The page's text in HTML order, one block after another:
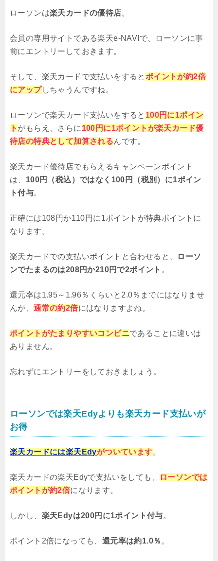
ローソンは楽天カードの優待店。
会員の専用サイトである楽天e-NAVIで、ローソンに事
前にエントリーしておきます。
そして、楽天カードで支払いをすると ポイントが約2倍
にアップしちゃうんですね。
ローソンで楽天カード支払いをすると 100円に1ポイン
ト がもらえ、さらに 100円に1ポイントが楽天カード優
待店の特典として加算されるんです。
楽天カード優待店でもらえるキャンペーンポイント
は、 100円（税込）ではなく100円（税別）に1ポイン
ト付与。
正確には108円か110円に1ポイントが特典ポイントに
なります。
楽天カードでの支払いポイントと合わせると、
ローソ
ンでたまるのは208円か210円で2ポイント 。
還元率は1.95～1.96％くらいと2.0％までにはなりませ
んが、通常の約2倍にはなりますよね。
ポイントがたまりやすいコンビニであることに違いは
ありません。
忘れずにエントリーをしておきましょう。
ローソンでは楽天Edyよりも楽天カード支払いが
お得
楽天カードには楽天Edyがついています。
楽天カードの楽天Edyで支払いをしても、
ローソンでは
ポイントが約2倍になります。
しかし、 楽天Edyは200円に1ポイント付与。
ポイント2倍になっても、 還元率は約1.0％ 。